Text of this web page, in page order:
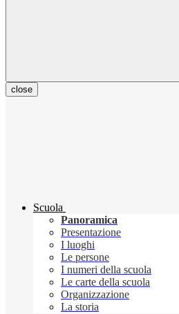
close
Scuola
Panoramica
Presentazione
I luoghi
Le persone
I numeri della scuola
Le carte della scuola
Organizzazione
La storia